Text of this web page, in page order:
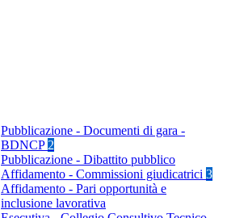
Pubblicazione - Documenti di gara -
BDNCP 2
Pubblicazione - Dibattito pubblico
Affidamento - Commissioni giudicatrici 3
Affidamento - Pari opportunità e
inclusione lavorativa